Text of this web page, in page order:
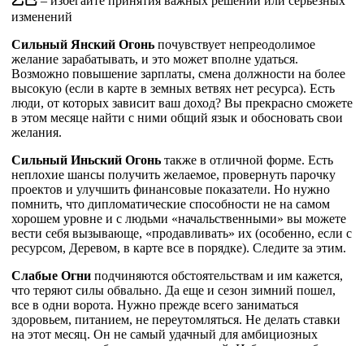
изменений
Сильный Янский Огонь почувствует непреодолимое
желание зарабатывать, и это может вполне удаться.
Возможно повышение зарплаты, смена должности на более
высокую (если в карте в земных ветвях нет ресурса). Есть
люди, от которых зависит ваш доход? Вы прекрасно сможете
в этом месяце найти с ними общий язык и обосновать свои
желания.
Сильный Иньский Огонь также в отличной форме. Есть
неплохие шансы получить желаемое, провернуть парочку
проектов и улучшить финансовые показатели. Но нужно
помнить, что дипломатические способности не на самом
хорошем уровне и с людьми «начальственными» вы можете
вести себя вызывающе, «продавливать» их (особенно, если с
ресурсом, Деревом, в карте все в порядке). Следите за этим.
Слабые Огни подчиняются обстоятельствам и им кажется,
что теряют силы обвально. Да еще и сезон зимний пошел,
все в одни ворота. Нужно прежде всего заниматься
здоровьем, питанием, не переутомляться. Не делать ставки
на этот месяц. Он не самый удачный для амбициозных